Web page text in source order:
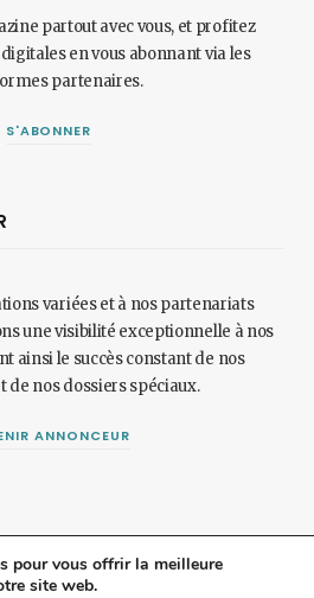
partout avec vous, et profitez
en vous abonnant via les
partenaires.
S'ABONNER
variées et à nos partenariats
une visibilité exceptionnelle à nos
ainsi le succès constant de nos
de nos dossiers spéciaux.
ANNONCEUR
pour vous offrir la meilleure
site web.